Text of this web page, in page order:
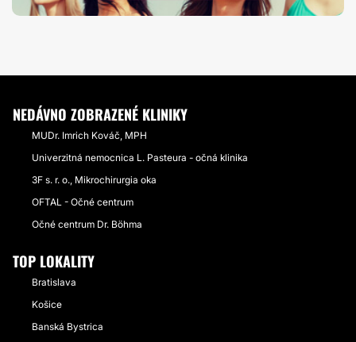
NEDÁVNO ZOBRAZENÉ KLINIKY
MUDr. Imrich Kováč, MPH
Univerzitná nemocnica L. Pasteura - očná klinika
3F s. r. o., Mikrochirurgia oka
OFTAL - Očné centrum
Očné centrum Dr. Böhma
TOP LOKALITY
Bratislava
Košice
Banská Bystrica